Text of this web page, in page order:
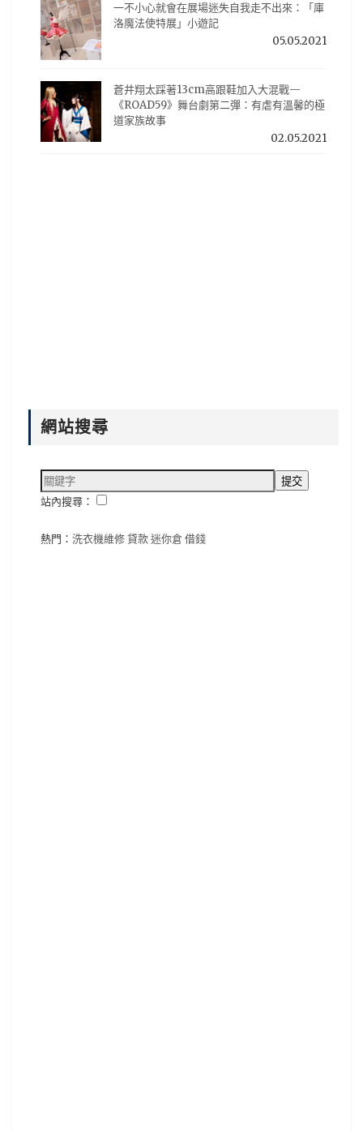
一不小心就會在展場迷失自我走不出來：「庫
洛魔法使特展」小遊記
05.05.2021
蒼井翔太踩著13cm高跟鞋加入大混戰—
《ROAD59》舞台劇第二彈：有虐有溫馨的極
道家族故事
02.05.2021
網站搜尋
站內搜尋：
熱門： 洗衣機維修貸款迷你倉 借錢